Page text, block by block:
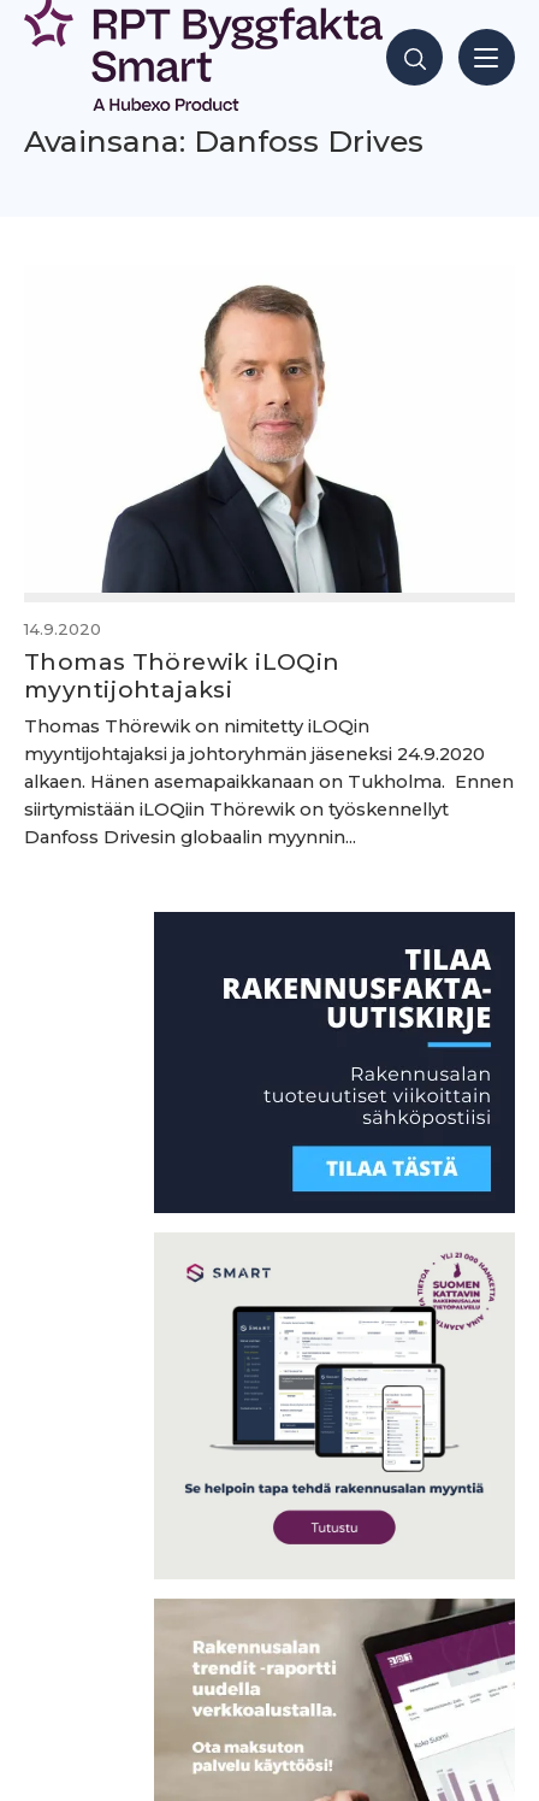
Siirry
sisältöön
Hae sisältöjä
Avainsana: Danfoss Drives
14.9.2020
Thomas Thörewik iLOQin
myyntijohtajaksi
Thomas Thörewik on nimitetty iLOQin
myyntijohtajaksi ja johtoryhmän jäseneksi 24.9.2020
alkaen. Hänen asemapaikkanaan on Tukholma. Ennen
siirtymistään iLOQiin Thörewik on työskennellyt
Danfoss Drivesin globaalin myynnin...